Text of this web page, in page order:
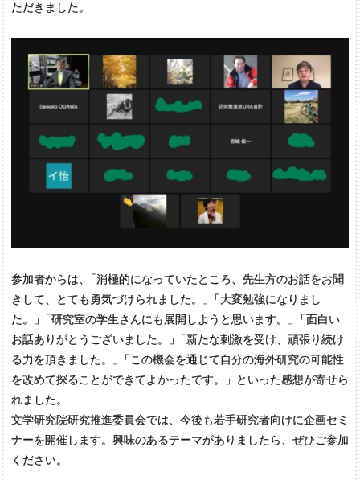
ただきました。
参加者からは、
「消極的になっていたところ、先生方のお話をお聞
きして、とても勇気づけられました。
」
「大変勉強になりまし
た。
」 「研究室の学生さんにも展開しようと思います。 」
「面白い
お話ありがとうございました。
」
「新たな刺激を受け、頑張り続け
る力を頂きました。
」
「この機会を通じて自分の海外研究の可能性
を改めて探ることができてよかったです。」といった感想が寄せら
れました。
文学研究院研究推進委員会では、今後も若手研究者向けに企画セミ
ナーを開催します。興味のあるテーマがありましたら、ぜひご参加
ください。